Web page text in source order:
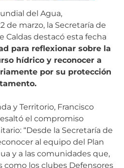
del Agua,
de marzo, la Secretaría de
Caldas destacó esta fecha
para reflexionar sobre la
hídrico y reconocer a
por su protección
y Territorio, Francisco
el compromiso
“Desde la Secretaría de
al equipo del Plan
y a las comunidades que,
como los clubes Defensores